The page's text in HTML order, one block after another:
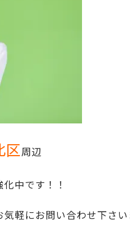
区周辺
中です！！
気軽にお問い合わせ下さ